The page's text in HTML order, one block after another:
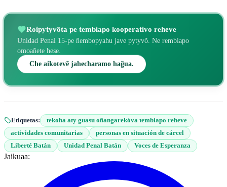
Roipytyvõta pe tembiapo kooperativo reheve
Unidad Penal 15-pe ñembopyahu jave pytyvõ. Ne rembiapo
omoañete hese.
Che aikotevẽ jahecharamo hag̃ua.
Etiquetas:
tekoha aty guasu oñangarekóva tembiapo reheve
actividades comunitarias
personas en situación de cárcel
Liberté Batán
Unidad Penal Batán Voces de Esperanza
Jaikuaa: